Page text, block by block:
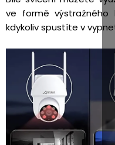
ve formě výstražného
kdykoliv spustíte v